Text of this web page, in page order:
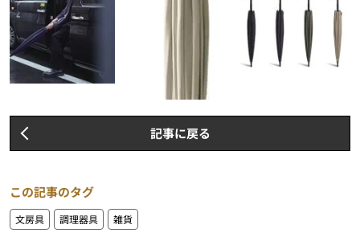
記事に戻る
この記事のタグ
文房具 調理器具 雑貨